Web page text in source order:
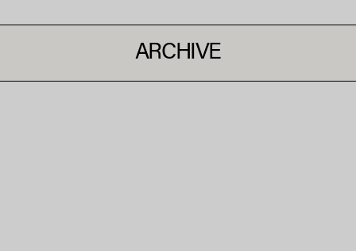
ARCHIVE